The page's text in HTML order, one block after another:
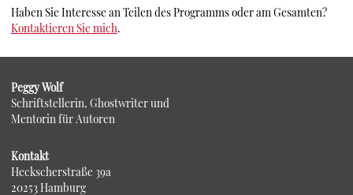
Haben Sie Interesse an Teilen des Programms oder am Gesamten?
Kontaktieren Sie mich.
Peggy Wolf
Schriftstellerin, Ghostwriter und
Mentorin für Autoren
Kontakt
Heckscherstraße 39a
20253 Hamburg